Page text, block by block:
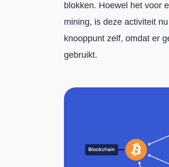
blokken. Hoewel het voor
mining, is deze activiteit
knooppunt zelf, omdat er
gebruikt.